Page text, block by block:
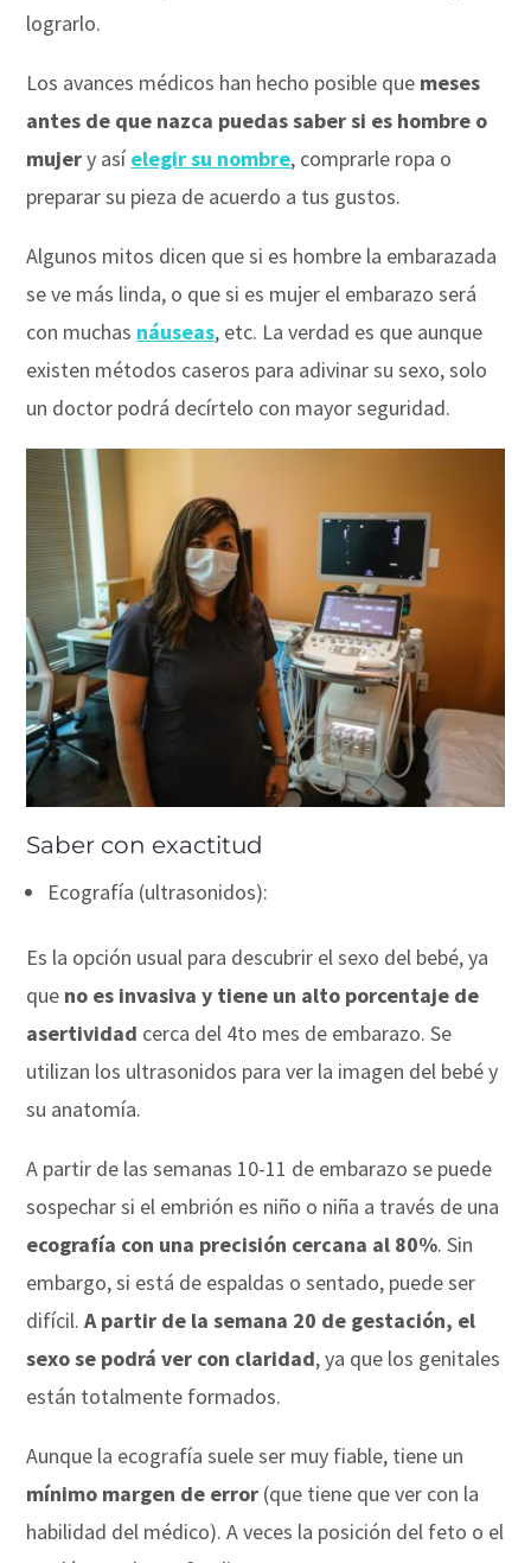
lograrlo.
Los avances médicos han hecho posible que meses
antes de que nazca puedas saber si es hombre o
mujery asíelegir su nombre, comprarle ropa o
preparar su pieza de acuerdo a tus gustos.
Algunos mitos dicen que si es hombre la embarazada
se ve más linda, o que si es mujer el embarazo será
con muchas náuseas, etc. La verdad es que aunque
existen métodos caseros para adivinar su sexo, solo
un doctor podrá decírtelo con mayor seguridad.
Saber con exactitud
Ecografía (ultrasonidos):
Es la opción usual para descubrir el sexo del bebé, ya
que no es invasiva y tiene un alto porcentaje de
asertividad cerca del 4to mes de embarazo. Se
utilizan los ultrasonidos para ver la imagen del bebé y
su anatomía.
A partir de las semanas 10-11 de embarazo se puede
sospechar si el embrión es niño o niña a través de una
ecografía con una precisión cercana al 80%. Sin
embargo, si está de espaldas o sentado, puede ser
difícil.A partir de la semana 20 de gestación, el
sexo se podrá ver con claridad, ya que los genitales
están totalmente formados.
Aunque la ecografía suele ser muy fiable, tiene un
mínimo margen de error (que tiene que ver con la
habilidad del médico). A veces la posición del feto o el